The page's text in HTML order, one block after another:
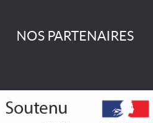
NOS PARTENAIRES